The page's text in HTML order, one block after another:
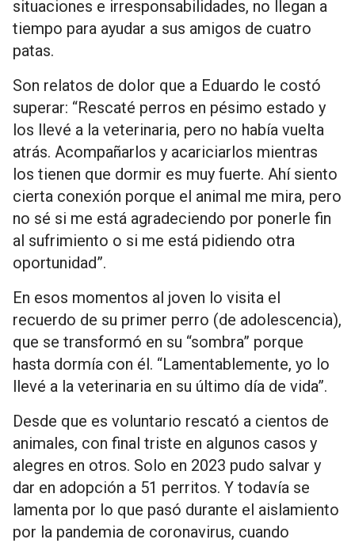
situaciones e irresponsabilidades, no llegan a
tiempo para ayudar a sus amigos de cuatro
patas.
Son relatos de dolor que a Eduardo le costó
superar: “Rescaté perros en pésimo estado y
los llevé a la veterinaria, pero no había vuelta
atrás. Acompañarlos y acariciarlos mientras
los tienen que dormir es muy fuerte. Ahí siento
cierta conexión porque el animal me mira, pero
no sé si me está agradeciendo por ponerle fin
al sufrimiento o si me está pidiendo otra
oportunidad”.
En esos momentos al joven lo visita el
recuerdo de su primer perro (de adolescencia),
que se transformó en su “sombra” porque
hasta dormía con él. “Lamentablemente, yo lo
llevé a la veterinaria en su último día de vida”.
Desde que es voluntario rescató a cientos de
animales, con final triste en algunos casos y
alegres en otros. Solo en 2023 pudo salvar y
dar en adopción a 51 perritos. Y todavía se
lamenta por lo que pasó durante el aislamiento
por la pandemia de coronavirus, cuando